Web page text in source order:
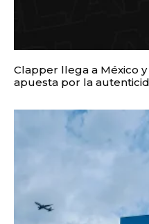
Clapper llega a México
apuesta por la